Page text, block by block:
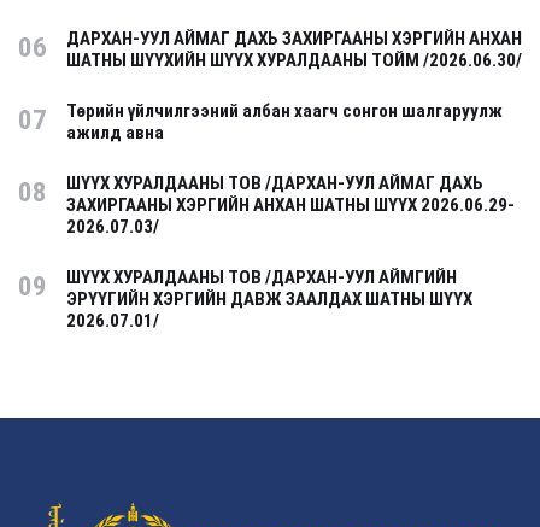
06
ДАРХАН-УУЛ АЙМАГ ДАХЬ ЗАХИРГААНЫ ХЭРГИЙН АНХАН
ШАТНЫ ШҮҮХИЙН ШҮҮХ ХУРАЛДААНЫ ТОЙМ /2026.06.30/
07
Төрийн үйлчилгээний албан хаагч сонгон шалгаруулж
ажилд авна
08
ШҮҮХ ХУРАЛДААНЫ ТОВ /ДАРХАН-УУЛ АЙМАГ ДАХЬ
ЗАХИРГААНЫ ХЭРГИЙН АНХАН ШАТНЫ ШҮҮХ 2026.06.29-
2026.07.03/
09
ШҮҮХ ХУРАЛДААНЫ ТОВ /ДАРХАН-УУЛ АЙМГИЙН
ЭРҮҮГИЙН ХЭРГИЙН ДАВЖ ЗААЛДАХ ШАТНЫ ШҮҮХ
2026.07.01/